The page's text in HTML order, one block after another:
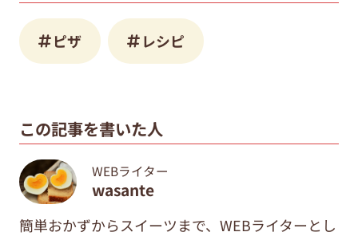
ピザ レシピ
この記事を書いた人
WEBライター
wasante
簡単おかずからスイーツまで、WEBライターとし